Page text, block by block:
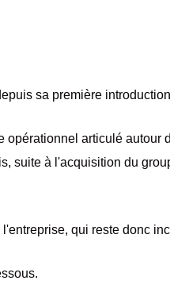
sa première
articulé autour
suite à l'acquisition du
qui reste donc